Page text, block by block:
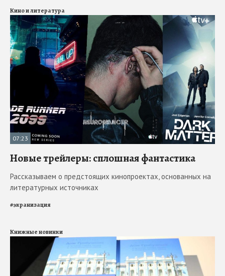
Кино и литература
07:23
Новые трейлеры: сплошная фантастика
Рассказываем о предстоящих кинопроектах, основанных на
литературных источниках
#экранизация
Книжные новинки